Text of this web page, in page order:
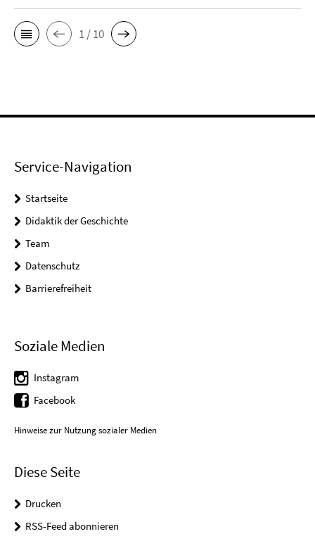
1 / 10
Service-Navigation
Startseite
Didaktik der Geschichte
Team
Datenschutz
Barrierefreiheit
Soziale Medien
Instagram
Facebook
Hinweise zur Nutzung sozialer Medien
Diese Seite
Drucken
RSS-Feed abonnieren